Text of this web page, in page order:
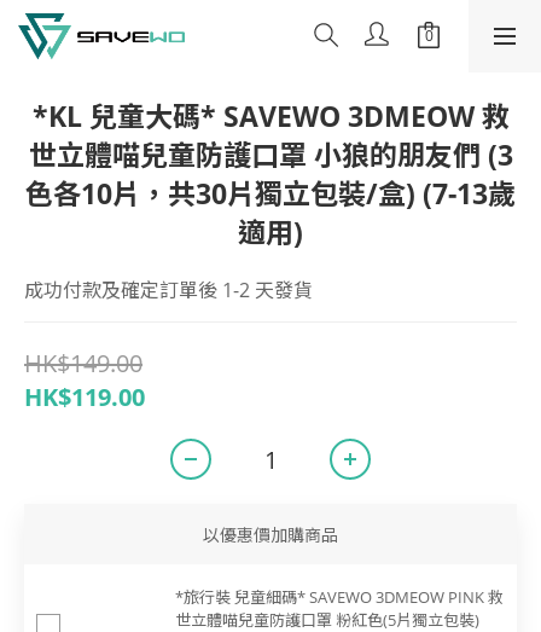
*KL 兒童大碼* SAVEWO 3DMEOW 救
世立體喵兒童防護口罩 小狼的朋友們 (3
色各10片，共30片獨立包裝/盒) (7-13歲
適用)
成功付款及確定訂單後 1-2 天發貨
HK$149.00
HK$119.00
以優惠價加購商品
*旅行裝 兒童細碼* SAVEWO 3DMEOW PINK 救
世立體喵兒童防護口罩 粉紅色(5片獨立包裝)